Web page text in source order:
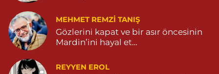
MEHMET REMZI TANIŞ
Gözlerini kapat ve bir asır öncesinin
Mardin’ini hayal et…
REYYEN EROL